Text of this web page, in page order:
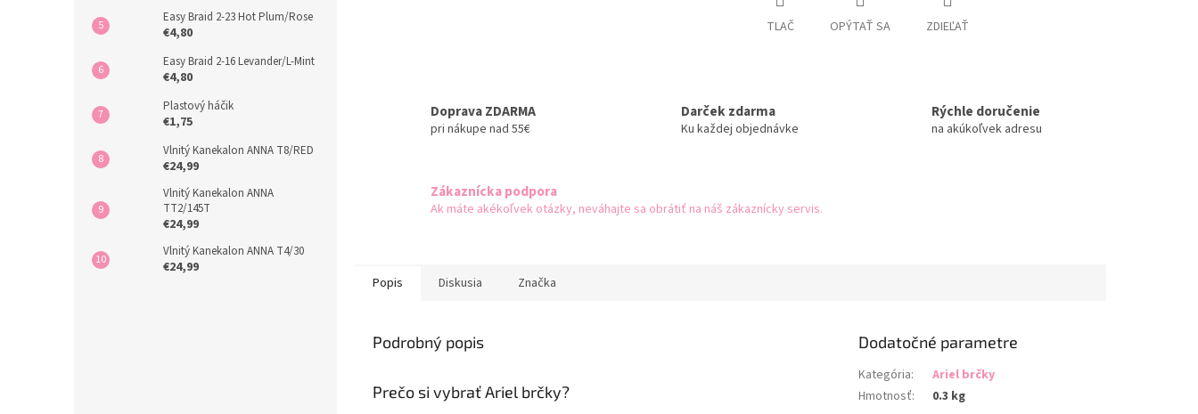
Easy Braid 2-23 Hot Plum/Rose
€4,80
Easy Braid 2-16 Levander/L-Mint
€4,80
Plastový háčik
€1,75
Vlnitý Kanekalon ANNA T8/RED
€24,99
Vlnitý Kanekalon ANNA
TT2/145T
€24,99
Vlnitý Kanekalon ANNA T4/30
€24,99
TLAČ OPÝTAŤ SA ZDIEĽAŤ
Doprava ZDARMA
pri nákupe nad 55€
Darček zdarma
Ku každej objednávke
Rýchle doručenie
na akúkoľvek adresu
Zákaznícka podpora
Ak máte akékoľvek otázky, neváhajte sa obrátiť na náš zákaznícky servis.
Popis Diskusia Značka
Podrobný popis
Prečo si vybrať Ariel brčky?
Dodatočné parametre
Kategória:
Ariel brčky
Hmotnosť: 0.3 kg